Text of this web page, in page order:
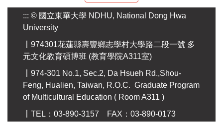
::: © 國立東華大學 NDHU, National Dong Hwa
University
〡974301花蓮縣壽豐鄉志學村大學路二段一號 多
元文化教育碩博班 (教育學院A311室)
〡974-301 No.1, Sec.2, Da Hsueh Rd.,Shou-
Feng, Hualien, Taiwan, R.O.C. Graduate Program
of Multicultural Education ( Room A311 )
〡TEL：03-890-3157 FAX：03-890-0173